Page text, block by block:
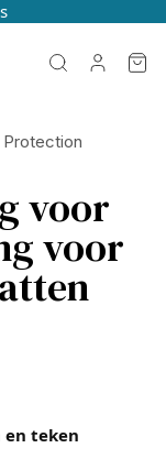
voor
voor
en teken